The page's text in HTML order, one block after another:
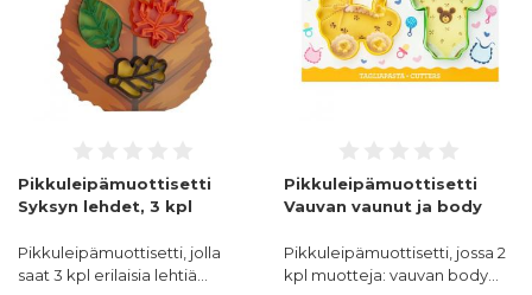
Pikkuleipämuottisetti
Syksyn lehdet, 3 kpl
Pikkuleipämuottisetti, jolla
saat 3 kpl erilaisia lehtiä…
Pikkuleipämuottisetti
Vauvan vaunut ja body
Pikkuleipämuottisetti, jossa 2
kpl muotteja: vauvan body…